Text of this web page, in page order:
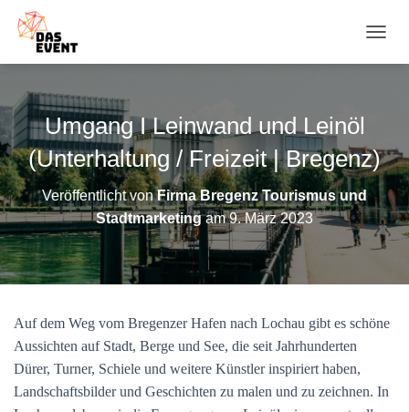
A
T
I
O
N
U
M
S
H
L
Umgang I Leinwand und Leinöl
(Unterhaltung / Freizeit | Bregenz)
Veröffentlicht vonFirma Bregenz Tourismus und
Stadtmarketingam9. März 2023
Auf dem Weg vom Bregenzer Hafen nach Lochau gibt es schöne
Aussichten auf Stadt, Berge und See, die seit Jahrhunderten
Dürer, Turner, Schiele und weitere Künstler inspiriert haben,
Landschaftsbilder und Geschichten zu malen und zu zeichnen. In